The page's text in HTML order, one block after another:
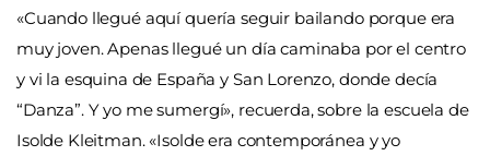
«Cuando llegué aquí quería seguir bailando porque era
muy joven. Apenas llegué un día caminaba por el centro
y vi la esquina de España y San Lorenzo, donde decía
“Danza”. Y yo me sumergí», recuerda, sobre la escuela de
Isolde Kleitman. «Isolde era contemporánea y yo